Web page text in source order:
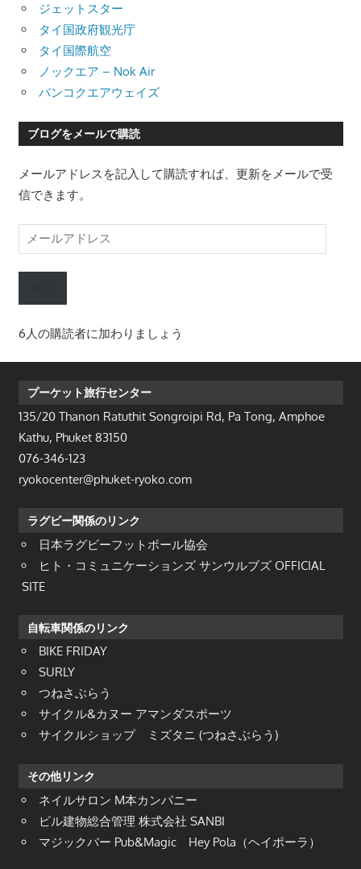
ジェットスター
タイ国政府観光庁
タイ国際航空
ノックエア – Nok Air
バンコクエアウェイズ
ブログをメールで購読
メールアドレスを記入して購読すれば、更新をメールで受
信できます。
ー
ル
レ
ス
6人の購読者に加わりましょう
プーケット旅行センター
135/20 Thanon Ratuthit Songroipi Rd, Pa Tong, Amphoe
Kathu, Phuket 83150
076-346-123
ryokocenter@phuket-ryoko.com
ラグビー関係のリンク
日本ラグビーフットボール協会
ヒト・コミュニケーションズ サンウルブズ OFFICIAL
SITE
自転車関係のリンク
BIKE FRIDAY
SURLY
つねさぶらう
サイクル&カヌー アマンダスポーツ
サイクルショップ ミズタニ (つねさぶらう)
その他リンク
ネイルサロン M本カンパニー
ビル建物総合管理 株式会社 SANBI
マジックバー Pub&Magic Hey Pola（ヘイポーラ）